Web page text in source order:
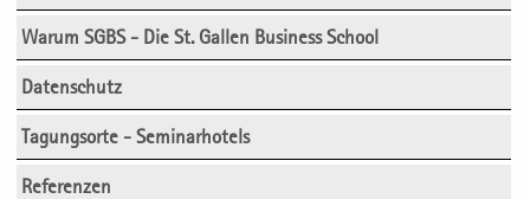
Warum SGBS - Die St. Gallen Business School
Datenschutz
Tagungsorte - Seminarhotels
Referenzen